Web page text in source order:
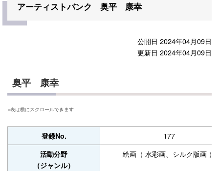
アーティストバンク 奥平 康幸
公開日 2024年04月09日
更新日 2024年04月09日
奥平 康幸
登録No. 177
活動分野
（ジャンル）
絵画（ 水彩画、シルク版画 ）